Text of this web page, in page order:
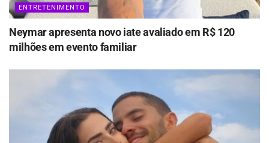
ENTRETENIMENTO
Neymar apresenta novo iate avaliado em R$ 120
milhões em evento familiar